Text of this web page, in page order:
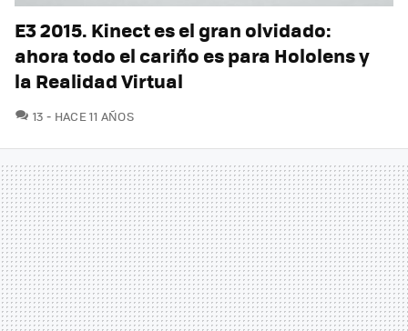
E3 2015. Kinect es el gran olvidado:
ahora todo el cariño es para Hololens y
la Realidad Virtual
13 COMENTARIOS
HACE 11 AÑOS